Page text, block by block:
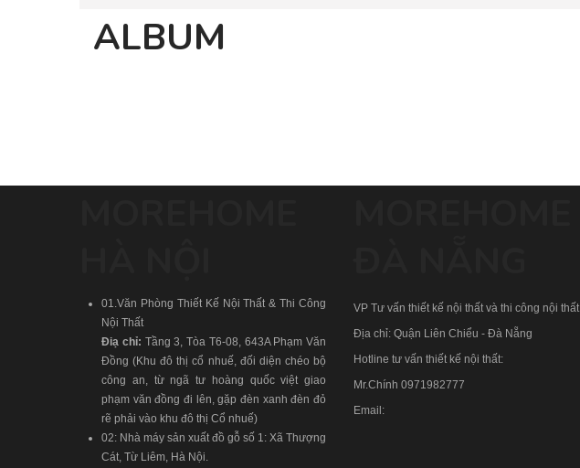
ALBUM
01.Văn Phòng Thiết Kế Nội Thất & Thi Công
Nội Thất
Điạ chỉ: Tầng 3, Tòa T6-08, 643A Phạm Văn
Đồng (Khu đô thị cổ nhuế, đối diện chéo bộ
công an, từ ngã tư hoàng quốc việt giao
phạm văn đồng đi lên, gặp đèn xanh đèn đỏ
rẽ phải vào khu đô thị Cổ nhuế)
02: Nhà máy sản xuất đồ gỗ số 1: Xã Thượng
Cát, Từ Liêm, Hà Nội.
VP Tư vấn thiết kế nội thất và thi công nội thất.
Địa chỉ: Quận Liên Chiểu - Đà Nẵng
Hotline tư vấn thiết kế nội thất:
Mr.Chính 0971982777
Email: